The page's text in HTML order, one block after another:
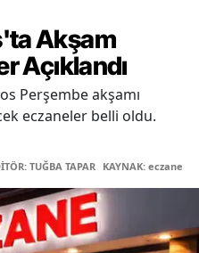
Akşam
Açıklandı
Perşembe akşamı
eczaneler belli oldu.
TUĞBA TAPAR KAYNAK: eczane